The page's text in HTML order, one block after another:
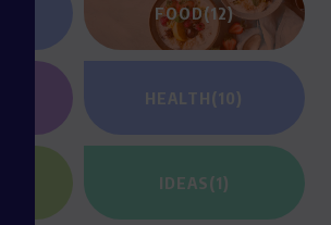
FOOD(12)
HEALTH(10)
IDEAS(1)